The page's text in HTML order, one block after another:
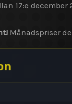
17:e
Månadspriser